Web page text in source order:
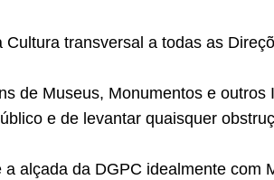
transversal a todas as
de Museus, Monumentos e
e de levantar quaisquer
alçada da DGPC idealmente